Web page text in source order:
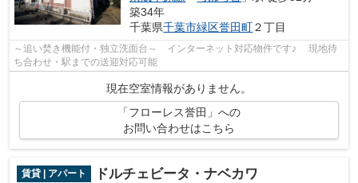
築34年
千葉県千葉市緑区誉田町２丁目
～追い焚き機能付・独立洗面台～ インターネット対応物件です♪ 現地待
ち合わせ・駅までの送迎対応可能
現在空室情報がありません。
「フローレス誉田」への
お問い合わせはこちら
賃貸 | アパート ドルチェビータ・ナベカワ